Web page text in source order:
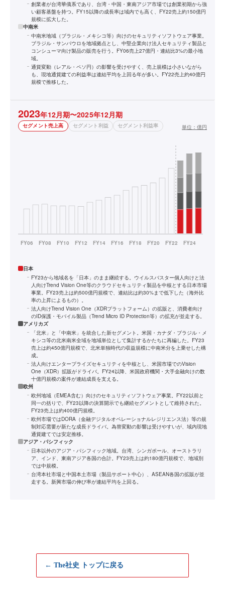
創業者が台湾華僑系であり、台湾・中国・東南アジア市場では創業初期から強
い顧客基盤を持つ。FY15以降の成長率は域内でも高く、FY22売上約150億円
規模に拡大した。
中南米
中南米地域（ブラジル・メキシコ等）向けのセキュリティソフトウェア事業。
ブラジル・サンパウロを地域拠点とし、中堅企業向け法人セキュリティ製品と
コンシューマ向け製品の販売を行う。FY06売上27億円・連結比3%の最小地
域。
通貨変動（レアル・ペソ円）の影響を受けやすく、売上規模は小さいながら
も、現地通貨建ての利益率は連結平均を上回る年が多い。FY22売上約40億円
規模で推移した。
2023年12月期〜2025年12月期
セグメント売上高 セグメント利益 セグメント利益率 単位： 億円
日本
FY23から地域名を「日本」のまま継続する。ウイルスバスター個人向けと法
人向けTrend Vision One等のクラウドセキュリティ製品を中核とする日本市場
事業。FY23売上は約500億円規模で、連結比は約30%まで低下した（海外比
率の上昇によるもの）。
法人向けTrend Vision One（XDRプラットフォーム）の拡販と、消費者向け
のID保護・モバイル製品（Trend Micro ID Protection等）の拡充が並走する。
アメリカズ
「北米」と「中南米」を統合した新セグメント。米国・カナダ・ブラジル・メ
キシコ等の北米南米全域を地域単位として集計するかたちに再編した。FY23
売上は約450億円規模で、北米単独時代の収益規模に中南米分を上乗せした構
成。
法人向けエンタープライズセキュリティを中核とし、米国市場でのVision
One（XDR）拡販がドライバ。FY24以降、米国政府機関・大手金融向けの数
十億円規模の案件が連結成長を支える。
欧州
欧州地域（EMEA含む）向けのセキュリティソフトウェア事業。FY22以前と
同一の括りで、FY23以降の決算開示でも継続セグメントとして維持された。
FY23売上は約400億円規模。
欧州市場ではDORA（金融デジタルオペレーショナルレジリエンス法）等の規
制対応需要が新たな成長ドライバ。為替変動の影響は受けやすいが、域内現地
通貨建てでは安定推移。
アジア・パシフィック
日本以外のアジア・パシフィック地域。台湾、シンガポール、オーストラリ
ア、インド、東南アジア各国の合計。FY23売上は約180億円規模で、地域別
では中規模。
台湾本社市場と中国本土市場（製品サポート中心）、ASEAN各国の拡販が並
走する。新興市場の伸び率が連結平均を上回る。
← The社史 トップに戻る